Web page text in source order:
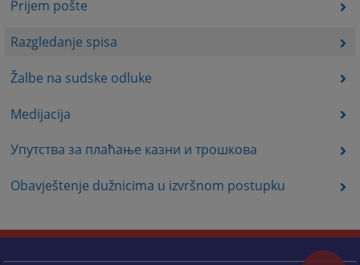
Prijem pošte
Razgledanje spisa
Žalbe na sudske odluke
Medijacija
Упутства за плаћање казни и трошкова
Obavještenje dužnicima u izvršnom postupku